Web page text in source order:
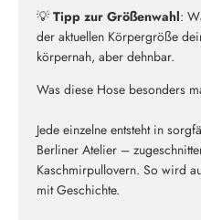
💡 Tipp zur Größenwahl:
der aktuellen Körpergröße
körpernah, aber dehnbar.
Was diese Hose besonders
Jede einzelne entsteht in
Berliner Atelier –
Kaschmirpullovern. So wird
mit Geschichte.